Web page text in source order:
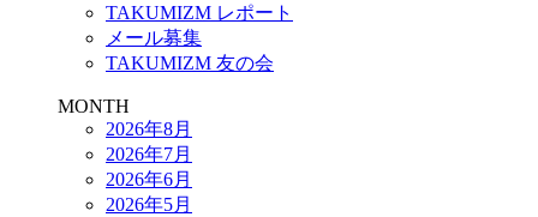
TAKUMIZM レポート
メール募集
TAKUMIZM 友の会
MONTH
2026年8月
2026年7月
2026年6月
2026年5月